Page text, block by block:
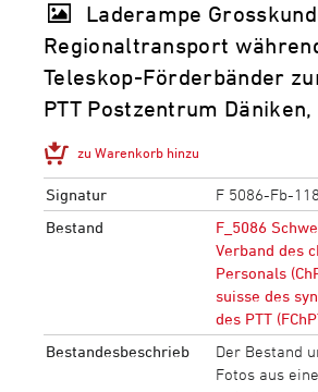
Laderampe
Regionaltransport
Teleskop-Förderbänder
PTT Postzentrum Däniken,
zu Warenkorb hinzu
Signatur
F 5086-Fb-118
Bestand
F_5086
Verband des
Personals
suisse des
des PTT
Bestandesbeschrieb
Der Bestand
Fotos aus